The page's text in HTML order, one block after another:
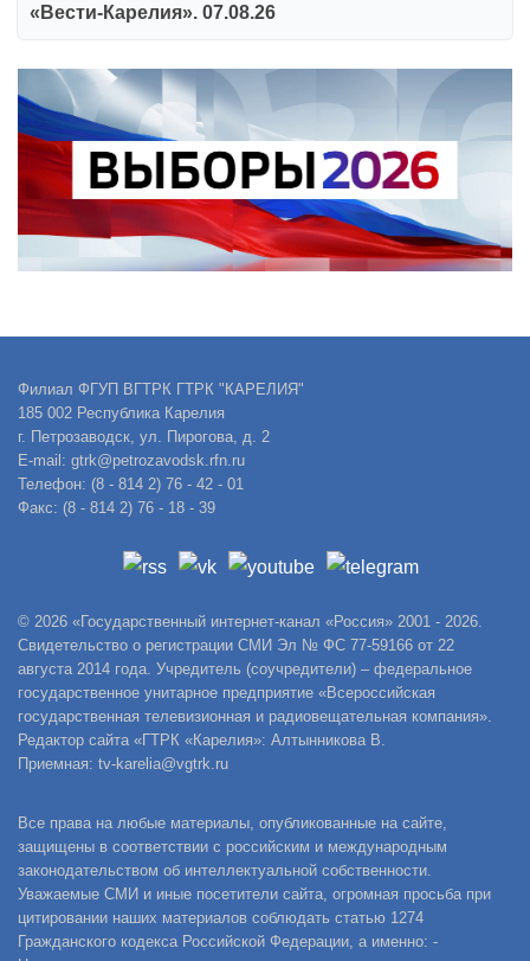
«Вести-Карелия». 07.08.26
Филиал ФГУП ВГТРК ГТРК "КАРЕЛИЯ"
185 002 Республика Карелия
г. Петрозаводск, ул. Пирогова, д. 2
E-mail: gtrk@petrozavodsk.rfn.ru
Телефон: (8 - 814 2) 76 - 42 - 01
Факс: (8 - 814 2) 76 - 18 - 39
© 2026 «Государственный интернет-канал «Россия» 2001 - 2026.
Свидетельство о регистрации СМИ Эл № ФС 77-59166 от 22
августа 2014 года. Учредитель (соучредители) – федеральное
государственное унитарное предприятие «Всероссийская
государственная телевизионная и радиовещательная компания».
Редактор сайта «ГТРК «Карелия»: Алтынникова В.
Приемная: tv-karelia@vgtrk.ru
Все права на любые материалы, опубликованные на сайте,
защищены в соответствии с российским и международным
законодательством об интеллектуальной собственности.
Уважаемые СМИ и иные посетители сайта, огромная просьба при
цитировании наших материалов соблюдать статью 1274
Гражданского кодекса Российской Федерации, а именно: -